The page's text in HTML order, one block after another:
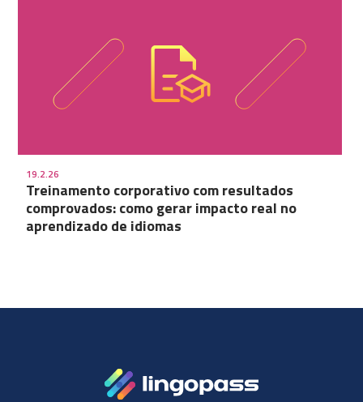
19.2.26
Treinamento corporativo com resultados
comprovados: como gerar impacto real no
aprendizado de idiomas